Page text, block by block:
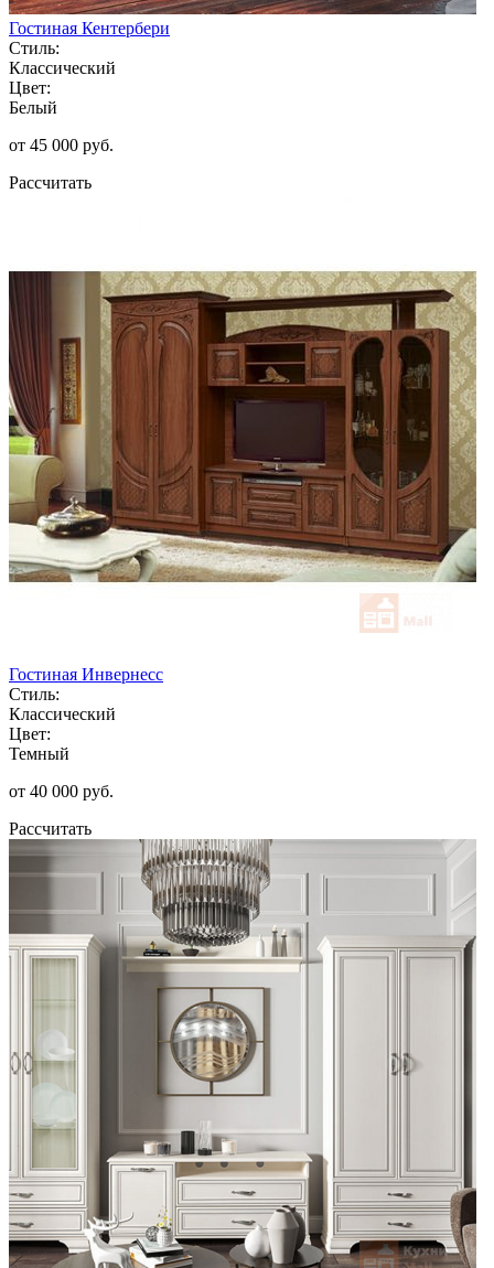
Гостиная Кентербери
Стиль:
Классический
Цвет:
Белый
от 45 000 руб.
Рассчитать
Гостиная Инвернесс
Стиль:
Классический
Цвет:
Темный
от 40 000 руб.
Рассчитать